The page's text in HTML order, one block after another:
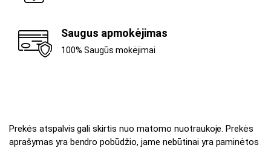
Saugus apmokėjimas
100% Saugūs mokėjimai
Prekės atspalvis gali skirtis nuo matomo nuotraukoje. Prekės
aprašymas yra bendro pobūdžio, jame nebūtinai yra paminėtos